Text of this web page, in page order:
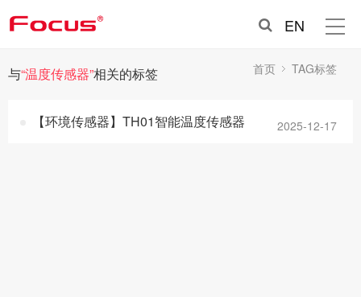
EN
与“温度传感器”相关的标签 首页 TAG标签
【环境传感器】TH01智能温度传感器 2025-12-17